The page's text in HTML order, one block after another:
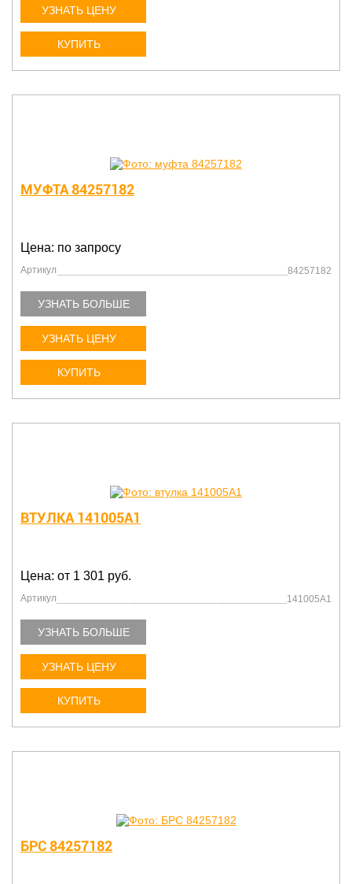
УЗНАТЬ ЦЕНУ
КУПИТЬ
МУФТА 84257182
Цена: по запросу
Артикул 84257182
УЗНАТЬ БОЛЬШЕ
УЗНАТЬ ЦЕНУ
КУПИТЬ
ВТУЛКА 141005A1
Цена: от 1 301 руб.
Артикул 141005A1
УЗНАТЬ БОЛЬШЕ
УЗНАТЬ ЦЕНУ
КУПИТЬ
БРС 84257182